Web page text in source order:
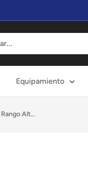
Equipamiento
Alt...